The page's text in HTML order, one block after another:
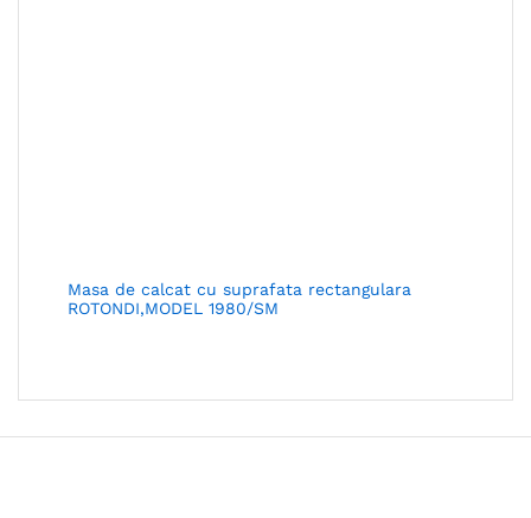
Masa de calcat cu suprafata rectangulara
ROTONDI,MODEL 1980/SM